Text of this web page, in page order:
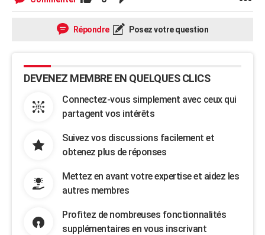
Répondre Posez votre question
DEVENEZ MEMBRE EN QUELQUES CLICS
Connectez-vous simplement avec ceux qui
partagent vos intérêts
Suivez vos discussions facilement et
obtenez plus de réponses
Mettez en avant votre expertise et aidez les
autres membres
Profitez de nombreuses fonctionnalités
supplémentaires en vous inscrivant